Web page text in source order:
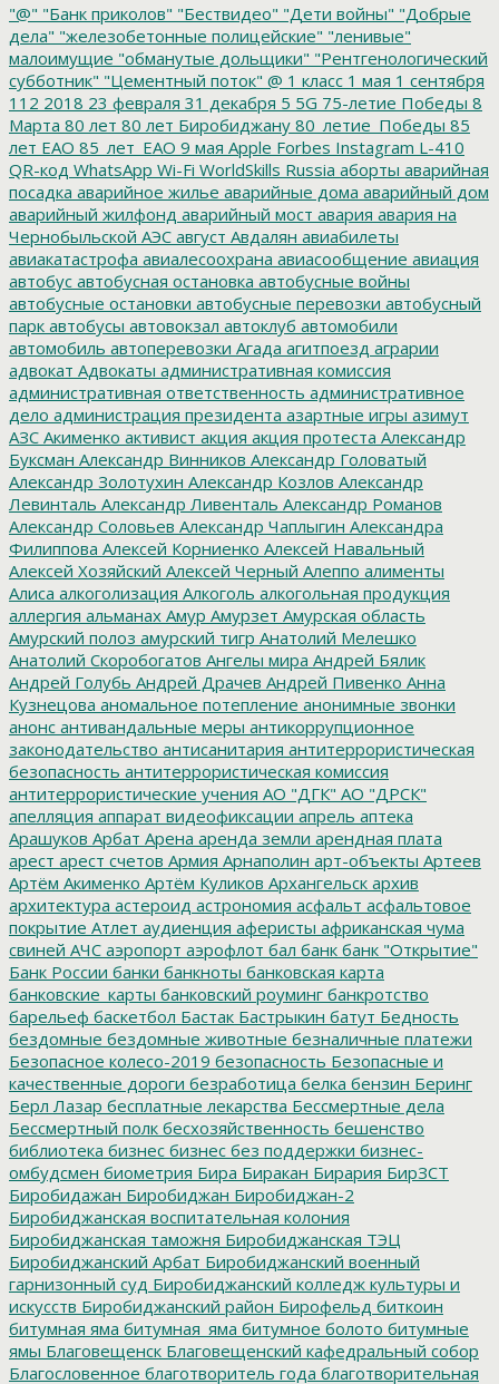
"@" "Банк приколов" "Бествидео" "Дети войны" "Добрые
дела" "железобетонные полицейские" "ленивые"
малоимущие "обманутые дольщики" "Рентгенологический
субботник" "Цементный поток" @ 1 класс 1 мая 1 сентября
112 2018 23 февраля 31 декабря 5 5G 75-летие Победы 8
Марта 80 лет 80 лет Биробиджану 80_летие_Победы 85
лет ЕАО 85_лет_ЕАО 9 мая Apple Forbes Instagram L-410
QR-код WhatsApp Wi-Fi WorldSkills Russia аборты аварийная
посадка аварийное жилье аварийные дома аварийный дом
аварийный жилфонд аварийный мост авария авария на
Чернобыльской АЭС август Авдалян авиабилеты
авиакатастрофа авиалесоохрана авиасообщение авиация
автобус автобусная остановка автобусные войны
автобусные остановки автобусные перевозки автобусный
парк автобусы автовокзал автоклуб автомобили
автомобиль автоперевозки Агада агитпоезд аграрии
адвокат Адвокаты административная комиссия
административная ответственность административное
дело администрация президента азартные игры азимут
АЗС Акименко активист акция акция протеста Александр
Буксман Александр Винников Александр Головатый
Александр Золотухин Александр Козлов Александр
Левинталь Александр Ливенталь Александр Романов
Александр Соловьев Александр Чаплыгин Александра
Филиппова Алексей Корниенко Алексей Навальный
Алексей Хозяйский Алексей Черный Алеппо алименты
Алиса алкоголизация Алкоголь алкогольная продукция
аллергия альманах Амур Амурзет Амурская область
Амурский полоз амурский тигр Анатолий Мелешко
Анатолий Скоробогатов Ангелы мира Андрей Бялик
Андрей Голубь Андрей Драчев Андрей Пивенко Анна
Кузнецова аномальное потепление анонимные звонки
анонс антивандальные меры антикоррупционное
законодательство антисанитария антитеррористическая
безопасность антитеррористическая комиссия
антитеррористические учения АО "ДГК" АО "ДРСК"
апелляция аппарат видеофиксации апрель аптека
Арашуков Арбат Арена аренда земли арендная плата
арест арест счетов Армия Арнаполин арт-объекты Артеев
Артём Акименко Артём Куликов Архангельск архив
архитектура астероид астрономия асфальт асфальтовое
покрытие Атлет аудиенция аферисты африканская чума
свиней АЧС аэропорт аэрофлот бал банк банк "Открытие"
Банк России банки банкноты банковская карта
банковские_карты банковский роуминг банкротство
барельеф баскетбол Бастак Бастрыкин батут Бедность
бездомные бездомные животные безналичные платежи
Безопасное колесо-2019 безопасность Безопасные и
качественные дороги безработица белка бензин Беринг
Берл Лазар бесплатные лекарства Бессмертные дела
Бессмертный полк бесхозяйственность бешенство
библиотека бизнес бизнес без поддержки бизнес-
омбудсмен биометрия Бира Биракан Бирария БирЗСТ
Биробидажан Биробиджан Биробиджан-2
Биробиджанская воспитательная колония
Биробиджанская таможня Биробиджанская ТЭЦ
Биробиджанский Арбат Биробиджанский военный
гарнизонный суд Биробиджанский колледж культуры и
искусств Биробиджанский район Бирофельд биткоин
битумная яма битумная_яма битумное болото битумные
ямы Благовещенск Благовещенский кафедральный собор
Благословенное благотворитель года благотворительная